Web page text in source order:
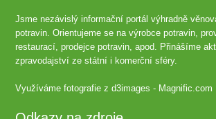
Jsme nezávislý informační portál výhradně
potravin. Orientujeme se na výrobce potravin,
restaurací, prodejce potravin, apod. Přinášíme
zpravodajství ze státní i komerční sféry.
Využíváme fotografie zd3images - Magnific.com